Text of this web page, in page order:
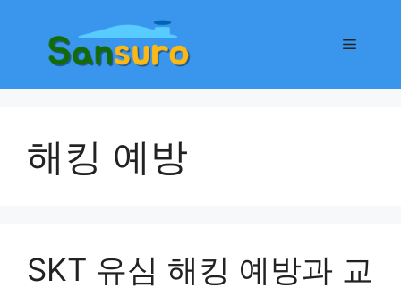
메
해킹 예방
SKT 유심 해킹 예방과 교